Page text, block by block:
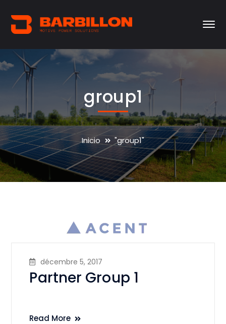
group1
Inicio "group1"
décembre 5, 2017
Partner Group 1
Read More